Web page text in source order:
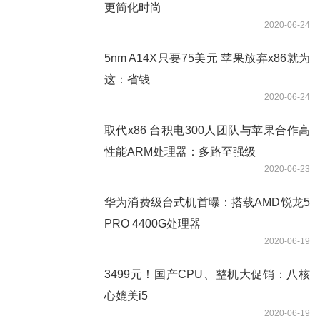
更简化时尚
2020-06-24
5nm A14X只要75美元 苹果放弃x86就为
这：省钱
2020-06-24
取代x86 台积电300人团队与苹果合作高
性能ARM处理器：多路至强级
2020-06-23
华为消费级台式机首曝：搭载AMD锐龙5
PRO 4400G处理器
2020-06-19
3499元！国产CPU、整机大促销：八核
心媲美i5
2020-06-19